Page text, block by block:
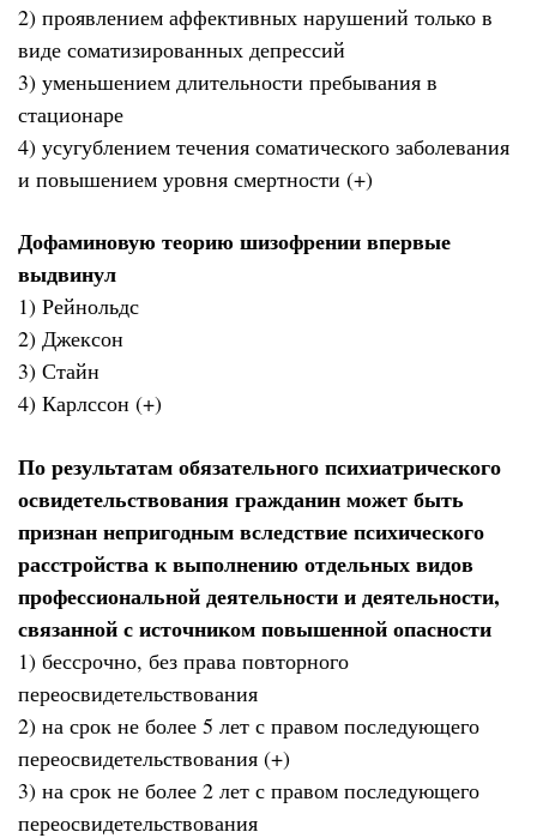
2) проявлением аффективных нарушений только в
виде соматизированных депрессий
3) уменьшением длительности пребывания в
стационаре
4) усугублением течения соматического заболевания
и повышением уровня смертности (+)
Дофаминовую теорию шизофрении впервые
выдвинул
1) Рейнольдс
2) Джексон
3) Стайн
4) Карлссон (+)
По результатам обязательного психиатрического
освидетельствования гражданин может быть
признан непригодным вследствие психического
расстройства к выполнению отдельных видов
профессиональной деятельности и деятельности,
связанной с источником повышенной опасности
1) бессрочно, без права повторного
переосвидетельствования
2) на срок не более 5 лет с правом последующего
переосвидетельствования (+)
3) на срок не более 2 лет с правом последующего
переосвидетельствования